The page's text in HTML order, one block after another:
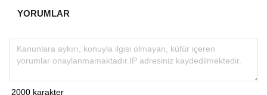
YORUMLAR